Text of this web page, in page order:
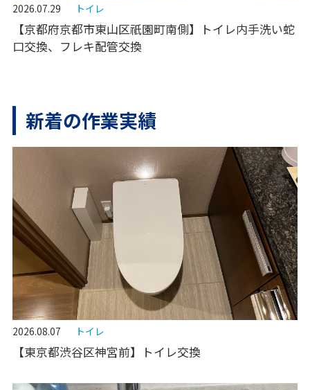
2026.07.29 トイレ
【京都府京都市東山区祇園町南側】トイレ内手洗い蛇
口交換、フレキ配管交換
新着の作業実績
2026.08.07 トイレ
【東京都渋谷区神宮前】トイレ交換